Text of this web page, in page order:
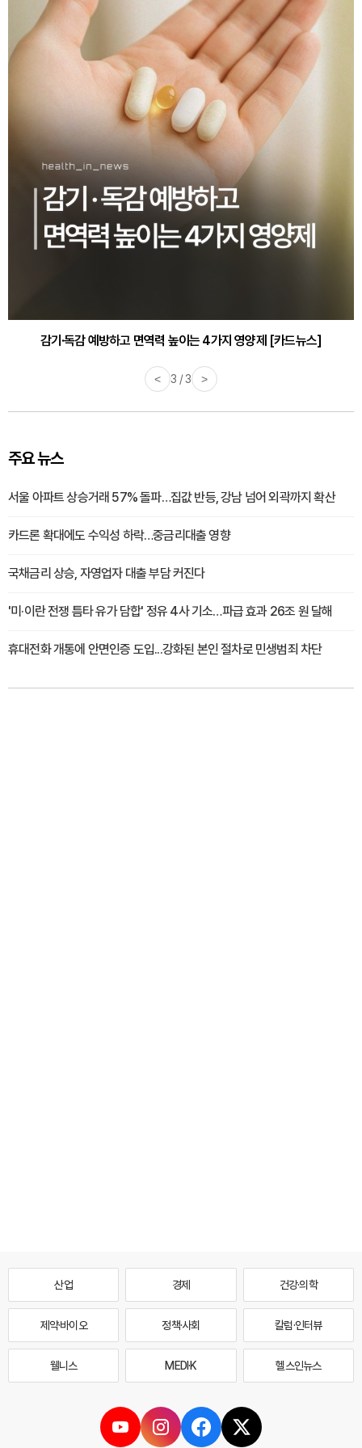
감기·독감 예방하고 면역력 높이는 4가지 영양제 [카드뉴스]
< 3 / 3 >
주요 뉴스
서울 아파트 상승거래 57% 돌파…집값 반등, 강남 넘어 외곽까지 확산
카드론 확대에도 수익성 하락…중금리대출 영향
국채금리 상승, 자영업자 대출 부담 커진다
'미·이란 전쟁 틈타 유가 담합' 정유 4사 기소…파급 효과 26조 원 달해
휴대전화 개통에 안면인증 도입...강화된 본인 절차로 민생범죄 차단
산업 경제 건강·의학
제약·바이오 정책·사회 칼럼·인터뷰
웰니스 MEDI·K 헬스인뉴스